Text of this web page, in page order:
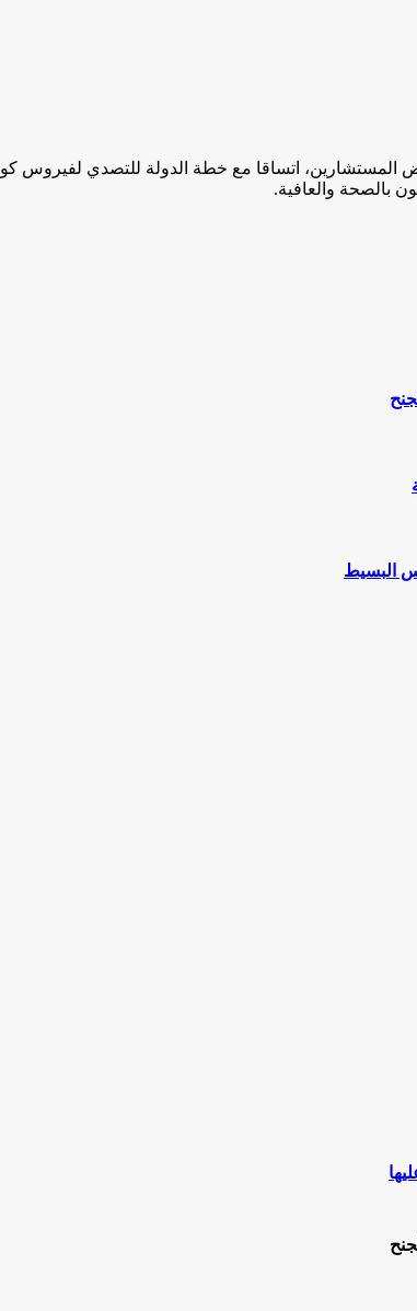
المستشارين، اتساقا مع خطة الدولة للتصدي لفيروس
بالصحة والعافية.
البسيط